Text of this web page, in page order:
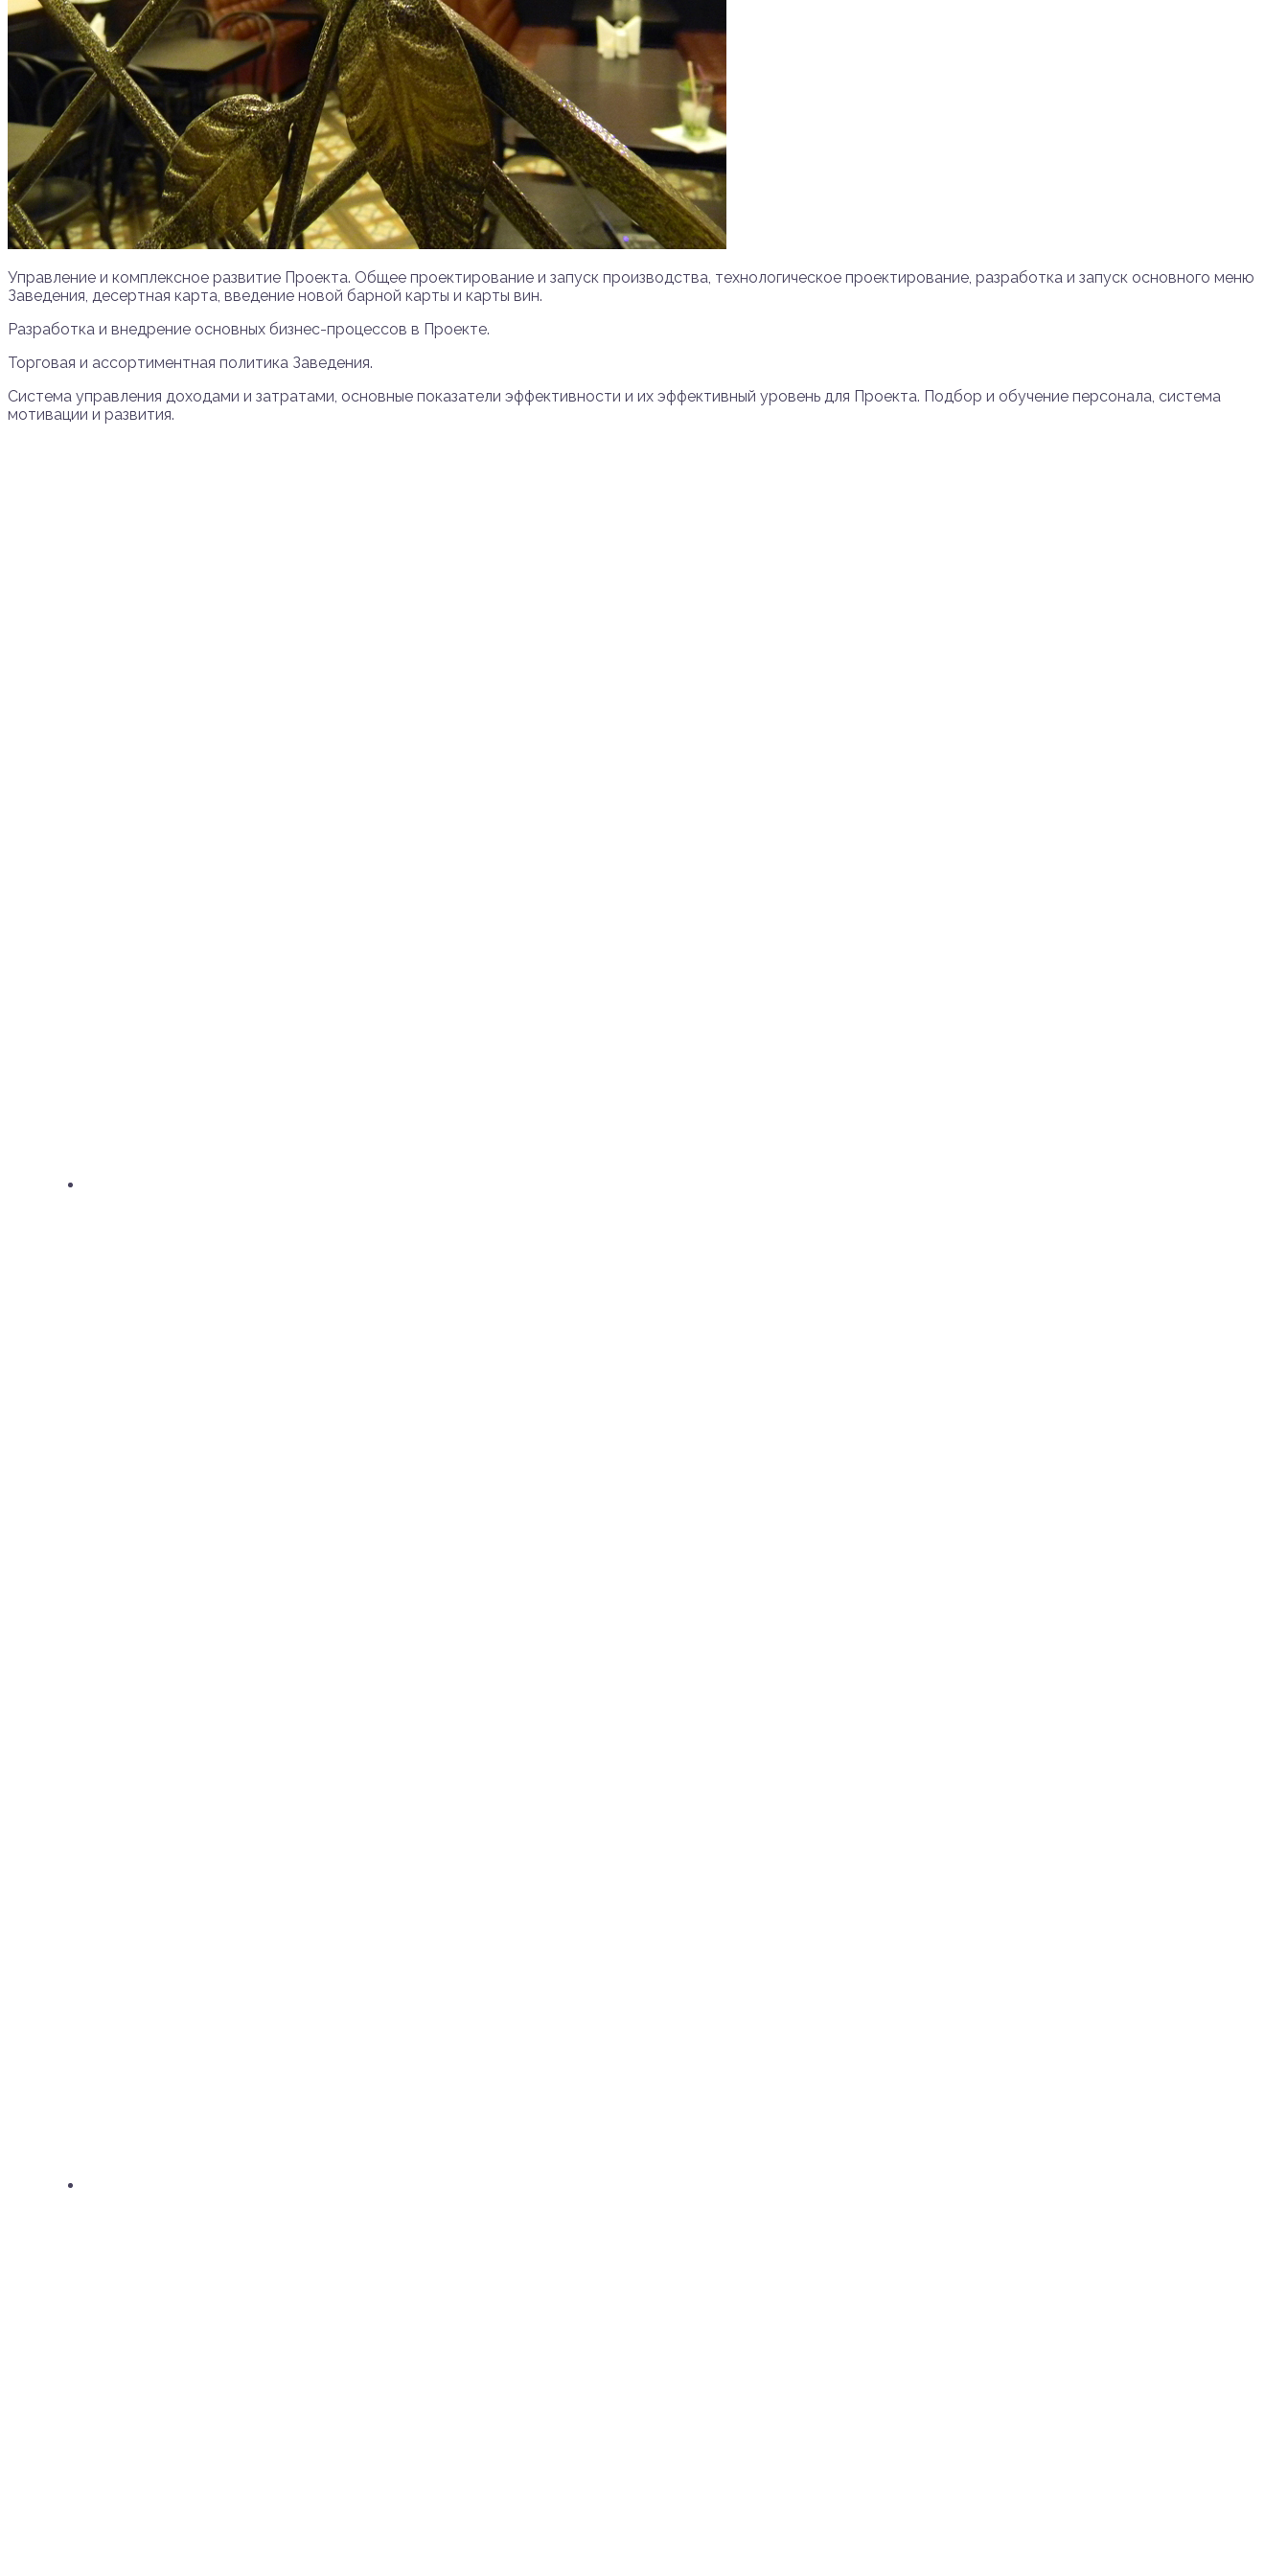
Управление и комплексное развитие Проекта. Общее проектирование и запуск производства, технологическое проектирование, разработка и запуск основного меню
Заведения, десертная карта, введение новой барной карты и карты вин.
Разработка и внедрение основных бизнес-процессов в Проекте.
Торговая и ассортиментная политика Заведения.
Система управления доходами и затратами, основные показатели эффективности и их эффективный уровень для Проекта. Подбор и обучение персонала, система
мотивации и развития.